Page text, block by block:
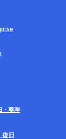
・整理
復旧